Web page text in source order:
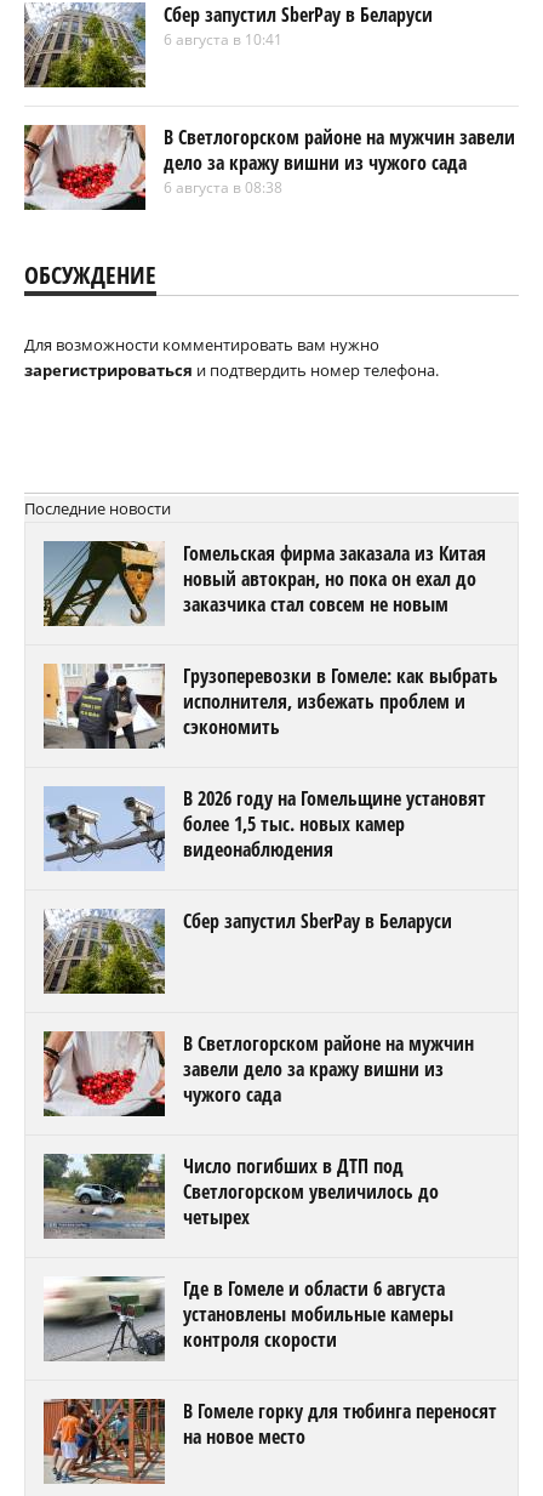
Сбер запустил SberPay в Беларуси
6 августа в 10:41
В Светлогорском районе на мужчин завели
дело за кражу вишни из чужого сада
6 августа в 08:38
ОБСУЖДЕНИЕ
Для возможности комментировать вам нужно
зарегистрироваться и подтвердить номер телефона.
Последние новости
Гомельская фирма заказала из Китая
новый автокран, но пока он ехал до
заказчика стал совсем не новым
Грузоперевозки в Гомеле: как выбрать
исполнителя, избежать проблем и
сэкономить
В 2026 году на Гомельщине установят
более 1,5 тыс. новых камер
видеонаблюдения
Сбер запустил SberPay в Беларуси
В Светлогорском районе на мужчин
завели дело за кражу вишни из
чужого сада
Число погибших в ДТП под
Светлогорском увеличилось до
четырех
Где в Гомеле и области 6 августа
установлены мобильные камеры
контроля скорости
В Гомеле горку для тюбинга переносят
на новое место